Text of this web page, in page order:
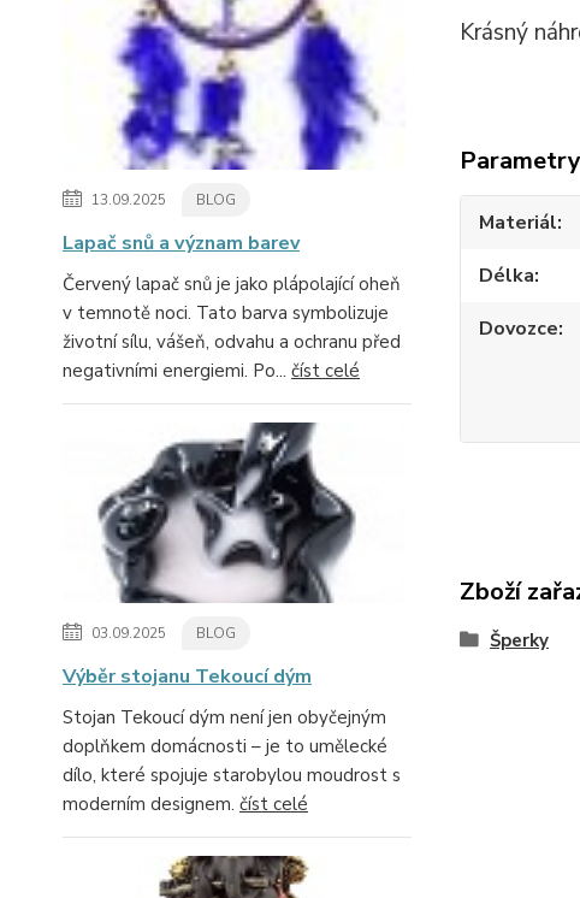
13.09.2025 BLOG
Lapač snů a význam barev
Červený lapač snů je jako plápolající oheň
v temnotě noci. Tato barva symbolizuje
životní sílu, vášeň, odvahu a ochranu před
negativními energiemi. Po... číst celé
03.09.2025 BLOG
Výběr stojanu Tekoucí dým
Stojan Tekoucí dým není jen obyčejným
doplňkem domácnosti – je to umělecké
dílo, které spojuje starobylou moudrost s
moderním designem. číst celé
Krásný
Parametry
Materiál
Délka
Dovozce
Zboží
Šperky